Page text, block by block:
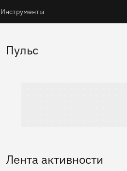
Инструменты
Пульс
Лента активности